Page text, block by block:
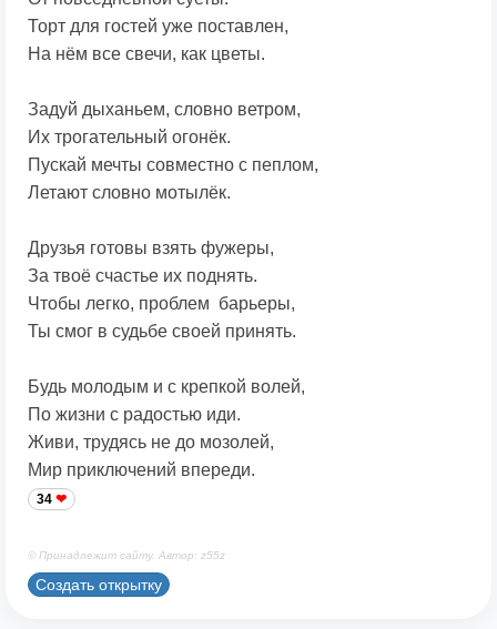
Торт для гостей уже поставлен,
На нём все свечи, как цветы.
Задуй дыханьем, словно ветром,
Их трогательный огонёк.
Пускай мечты совместно с пеплом,
Летают словно мотылёк.
Друзья готовы взять фужеры,
За твоё счастье их поднять.
Чтобы легко, проблем барьеры,
Ты смог в судьбе своей принять.
Будь молодым и с крепкой волей,
По жизни с радостью иди.
Живи, трудясь не до мозолей,
Мир приключений впереди.
34
© Принадлежит сайту. Автор: z55z
Создать открытку